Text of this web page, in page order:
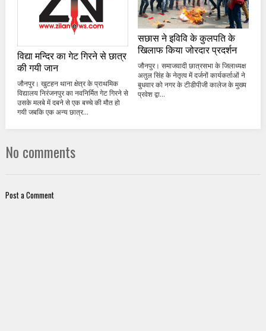
विद्या मन्दिर का गेट गिरने से छात्र
की गयी जान
जौनपुर। खुटहन थाना क्षेत्र के प्राथमिक
विद्यालय निरंजनपुर का नवनिर्मित गेट गिरने से
उसके मलबे में दबने से एक बच्चे की मौत हो
गयी जबकि एक अन्य छात्र...
सछास ने इविवि के कुलपति के
खिलाफ किया जोरदार प्रदर्शन
जौनपुर। समाजवादी छात्रसभा के जिलाध्यक्ष
अतुल सिंह के नेतृत्व में दर्जनों कार्यकर्ताओं ने
बुधवार को नगर के टीडीपीजी कालेज के मुख्य
प्रवेश द्वा...
No comments
Post a Comment